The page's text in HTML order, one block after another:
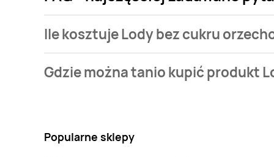
Ile kosztuje Lody bez cukru
oferta, jaką mamy w naszej bazie jest z sieciNetto.
Gdzie można tanio kupić produkt
Popularne sklepy